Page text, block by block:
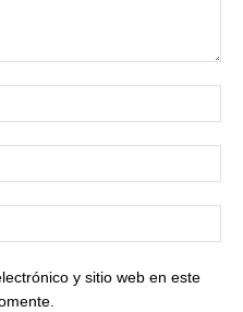
y sitio web en este